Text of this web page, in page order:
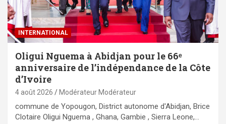
INTERNATIONAL
Oligui Nguema à Abidjan pour le 66ᵉ
anniversaire de l’indépendance de la Côte
d’Ivoire
4 août 2026 Modérateur Modérateur
commune de Yopougon, District autonome d'Abidjan, Brice
Clotaire Oligui Nguema , Ghana, Gambie , Sierra Leone,…